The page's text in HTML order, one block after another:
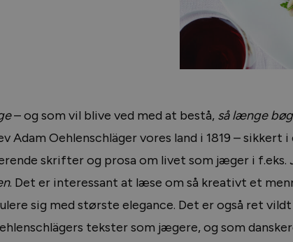
– og som vil blive ved med at bestå, så længe
Adam Oehlenschläger vores land i 1819 – sikkert
skrifter og prosa om livet som jæger i f.eks.
. Det er interessant at læse om så kreativt et
sig med største elegance. Det er også ret
tekster som jægere, og som